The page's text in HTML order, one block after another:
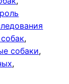
собаки